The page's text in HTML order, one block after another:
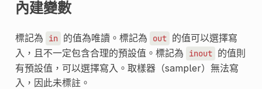
內建變數
標記為 in 的值為唯讀。標記為 out 的值可以選擇寫
入，且不一定包含合理的預設值。標記為
inout 的值則
有預設值，可以選擇寫入。取樣器（sampler）無法寫
入，因此未標註。